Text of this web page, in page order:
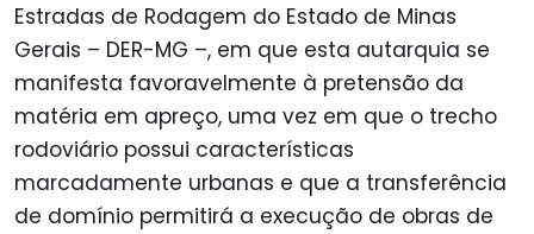
Estradas de Rodagem do Estado de Minas
Gerais – DER-MG –, em que esta autarquia se
manifesta favoravelmente à pretensão da
matéria em apreço, uma vez em que o trecho
rodoviário possui características
marcadamente urbanas e que a transferência
de domínio permitirá a execução de obras de